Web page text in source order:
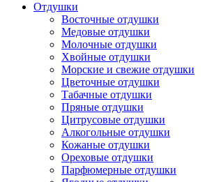
Отдушки
Восточные отдушки
Медовые отдушки
Молочные отдушки
Хвойные отдушки
Морские и свежие отдушки
Цветочные отдушки
Табачные отдушки
Пряные отдушки
Цитрусовые отдушки
Алкогольные отдушки
Кожаные отдушки
Ореховые отдушки
Парфюмерные отдушки